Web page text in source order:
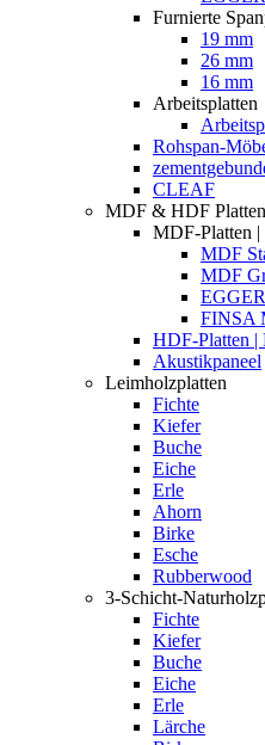
Furnierte
19 mm
26 mm
16 mm
Arbeitsplatten
Rohspan-
CLEAF
MDF & HDF Platten
MDF-Platten
MDF
MDF
FINSA
HDF-Platten |
Akustikpaneel
Leimholzplatten
Fichte
Kiefer
Buche
Eiche
Erle
Ahorn
Birke
Esche
Rubberwood
3-Schicht-
Fichte
Kiefer
Buche
Eiche
Erle
Lärche